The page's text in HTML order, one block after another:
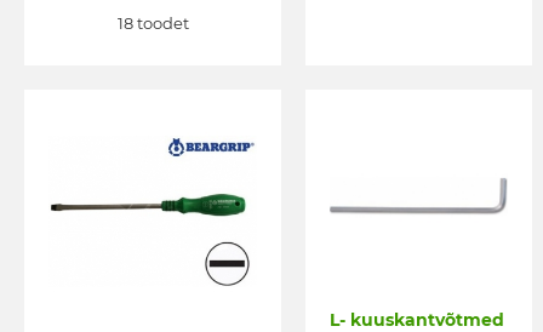
18 toodet
L- kuuskantvõtmed